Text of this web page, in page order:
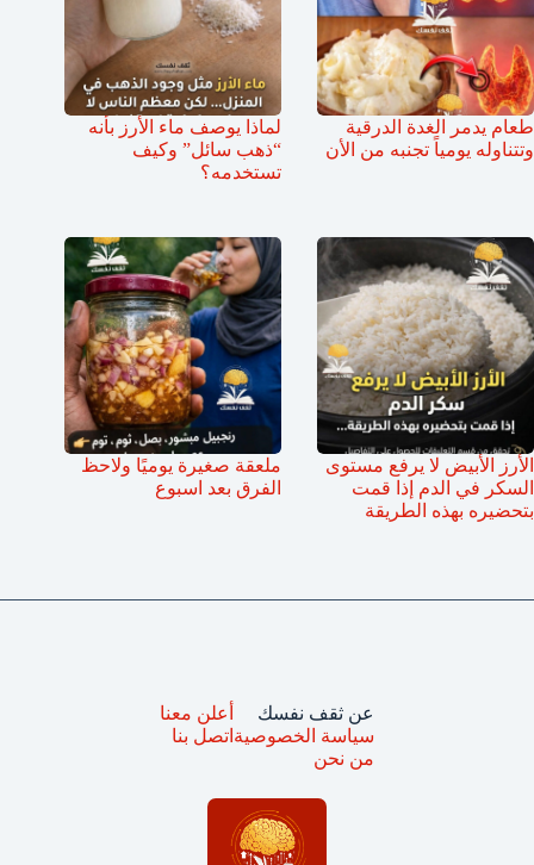
طعام يدمر الغدة الدرقية
وتتناوله يومياً تجنبه من الأن
لماذا يوصف ماء الأرز بأنه
“ذهب سائل” وكيف
تستخدمه؟
الأرز الأبيض لا يرفع مستوى
السكر في الدم إذا قمت
بتحضيره بهذه الطريقة
ملعقة صغيرة يوميًا ولاحظ
الفرق بعد اسبوع
عن ثقف نفسك
سياسة الخصوصية
من نحن
أعلن معنا
اتصل بنا